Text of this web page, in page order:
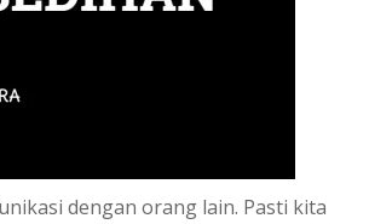
dengan orang lain. Pasti kita